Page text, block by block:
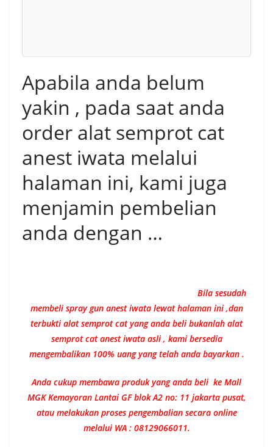
Apabila anda belum
yakin , pada saat anda
order alat semprot cat
anest iwata melalui
halaman ini, kami juga
menjamin pembelian
anda dengan …
Bila sesudah
membeli spray gun anest iwata lewat halaman ini ,dan
terbukti alat semprot cat yang anda beli bukanlah alat
semprot cat anest iwata asli , kami bersedia
mengembalikan 100% uang yang telah anda bayarkan .
Anda cukup membawa produk yang anda beli ke Mall
MGK Kemayoran Lantai GF blok A2 no: 11 jakarta pusat,
atau melakukan proses pengembalian secara online
melalui WA : 08129066011.